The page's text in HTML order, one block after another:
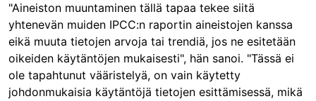
"Aineiston muuntaminen tällä tapaa tekee siitä
yhtenevän muiden IPCC:n raportin aineistojen kanssa
eikä muuta tietojen arvoja tai trendiä, jos ne esitetään
oikeiden käytäntöjen mukaisesti", hän sanoi. "Tässä ei
ole tapahtunut vääristelyä, on vain käytetty
johdonmukaisia käytäntöjä tietojen esittämisessä, mikä